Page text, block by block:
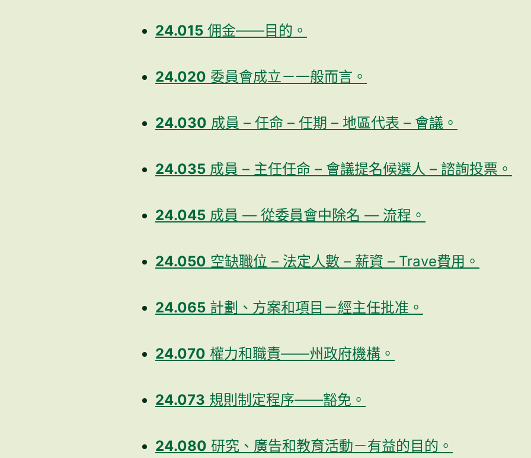
24.015 佣金——目的。
24.020 委員會成立－一般而言。
24.030 成員 – 任命 – 任期 – 地區代表 – 會議。
24.035 成員 – 主任任命 – 會議提名候選人 – 諮詢投票。
24.045 成員 — 從委員會中除名 — 流程。
24.050 空缺職位 – 法定人數 – 薪資 – Trave費用。
24.065 計劃、方案和項目－經主任批准。
24.070 權力和職責——州政府機構。
24.073 規則制定程序——豁免。
24.080 研究、廣告和教育活動－有益的目的。